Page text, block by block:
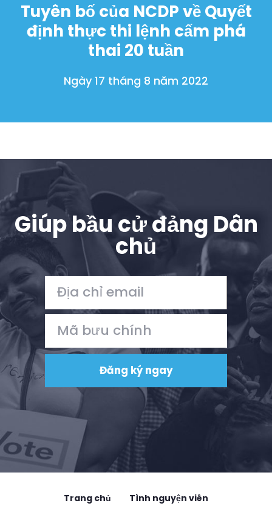
Tuyên bố của NCDP về Quyết
định thực thi lệnh cấm phá
thai 20 tuần
Ngày 17 tháng 8 năm 2022
Giúp bầu cử đảng Dân
chủ
Trang chủ
Tình nguyện viên